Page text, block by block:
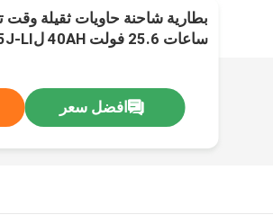
ساعات 25.6 فولت 40AH لCBD15J-LI
افضل سعر